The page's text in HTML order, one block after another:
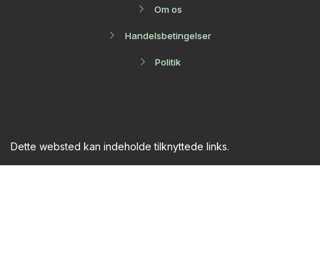
Om os
Handelsbetingelser
Politik
Dette websted kan indeholde tilknyttede links.